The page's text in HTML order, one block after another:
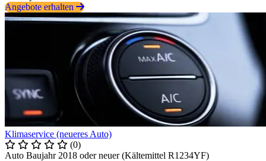
Angebote erhalten
Klimaservice (neueres Auto)
(0)
Auto Baujahr 2018 oder neuer (Kältemittel R1234YF)